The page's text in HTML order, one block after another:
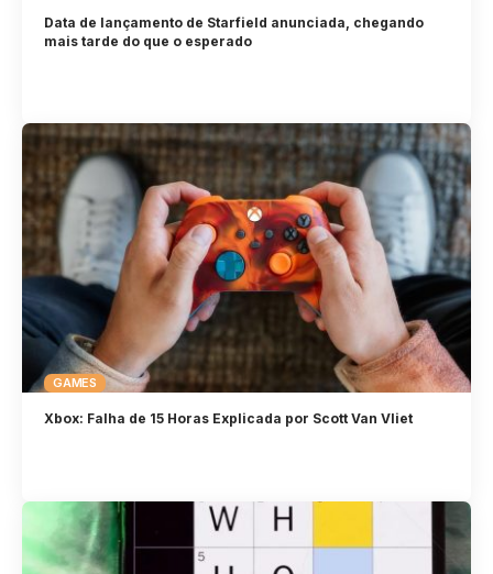
Data de lançamento de Starfield anunciada, chegando
mais tarde do que o esperado
GAMES
Xbox: Falha de 15 Horas Explicada por Scott Van Vliet